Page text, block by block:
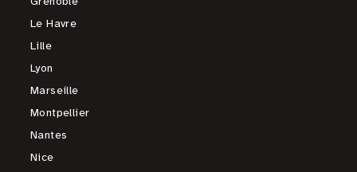
Le Havre
Lille
Lyon
Marseille
Montpellier
Nantes
Nice